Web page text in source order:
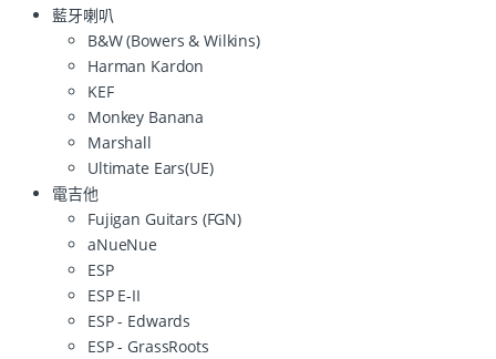
藍牙喇叭
B&W (Bowers & Wilkins)
Harman Kardon
KEF
Monkey Banana
Marshall
Ultimate Ears(UE)
電吉他
Fujigan Guitars (FGN)
aNueNue
ESP
ESP E-II
ESP - Edwards
ESP - GrassRoots